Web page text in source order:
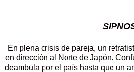
En plena crisis de pareja, un
en dirección al Norte de Japón.
deambula por el país hasta que un